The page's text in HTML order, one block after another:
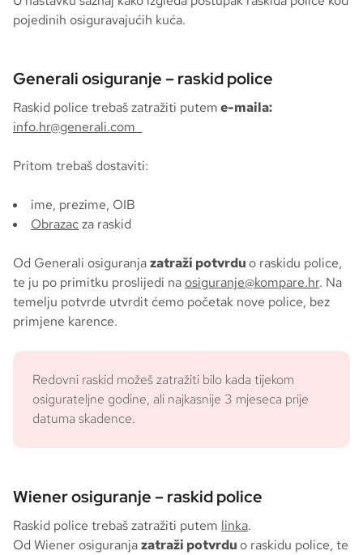
pojedinih osiguravajućih kuća.
Generali osiguranje – raskid police
Raskid police trebaš zatražiti puteme-maila:
info.hr@generali.com
Pritom trebaš dostaviti:
ime, prezime, OIB
Obrazacza raskid
Od Generali osiguranjazatraži potvrdu o raskidu police,
te ju po primitku proslijedi na osiguranje@kompare.hr. Na
temelju potvrde utvrdit ćemo početak nove police, bez
primjene karence.
Redovni raskid možeš zatražiti bilo kada tijekom
osigurateljne godine, ali najkasnije 3 mjeseca prije
datuma skadence.
Wiener osiguranje – raskid police
Raskid police trebaš zatražiti putem linka.
Od Wiener osiguranjazatraži potvrdu o raskidu police, te